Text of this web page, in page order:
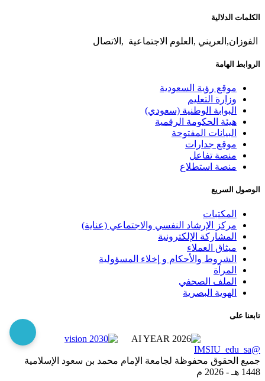
الكلمات الدلالية
الفوزان,العريني ,العلوم الاجتماعية ,الاتصال
الروابط الهامة
موقع رؤية السعودية
وزارة التعليم
البوابة الوطنية (سعودي)
هيئة الحكومة الرقمية
البيانات المفتوحة
موقع جدارات
منصة تفاعل
منصة استطلاع
الوصول السريع
المكتبات
مركز الإرشاد النفسي والاجتماعي (عناية)
المشاركة الإلكترونية
ميثاق العملاء
الشروط والأحكام و إخلاء المسؤولية
المرآة
الملف الصحفي
الهوية البصرية
تابعنا على
@IMSIU_edu_sa
جميع الحقوق محفوظة لجامعة الإمام محمد بن سعود الإسلامية
1448 هـ -
2026 م